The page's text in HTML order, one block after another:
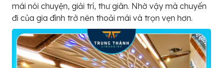
mái nói chuyện, giải trí, thư giãn. Nhờ vậy mà chuyến
đi của gia đình trở nên thoải mái và trọn vẹn hơn.